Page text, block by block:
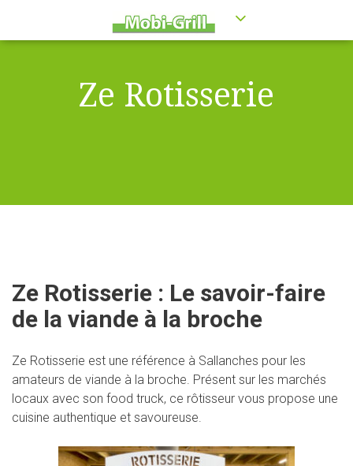
Ze Rotisserie
Ze Rotisserie : Le savoir-faire
de la viande à la broche
Ze Rotisserie est une référence à Sallanches pour les
amateurs de viande à la broche. Présent sur les marchés
locaux avec son food truck, ce rôtisseur vous propose une
cuisine authentique et savoureuse.